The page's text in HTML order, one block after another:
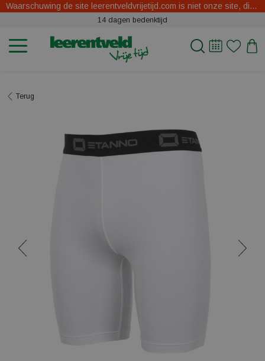
Waarschuwing de site leerentveldvrijetijd.com is niet onze site, dit zijn oplichters.
14 dagen bedenktijd
Terug